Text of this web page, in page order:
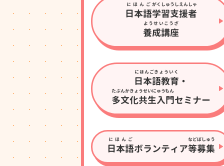
日本語
にほんご
学習支援者
がくしゅうしえんしゃ
養成講座
ようせいこうざ
日本語教育
にほんごきょういく
・
多文化共生入門
たぶんかきょうせいにゅうもん
セミナー
日本語
にほんご
ボランティア等
など
募集
ぼしゅう